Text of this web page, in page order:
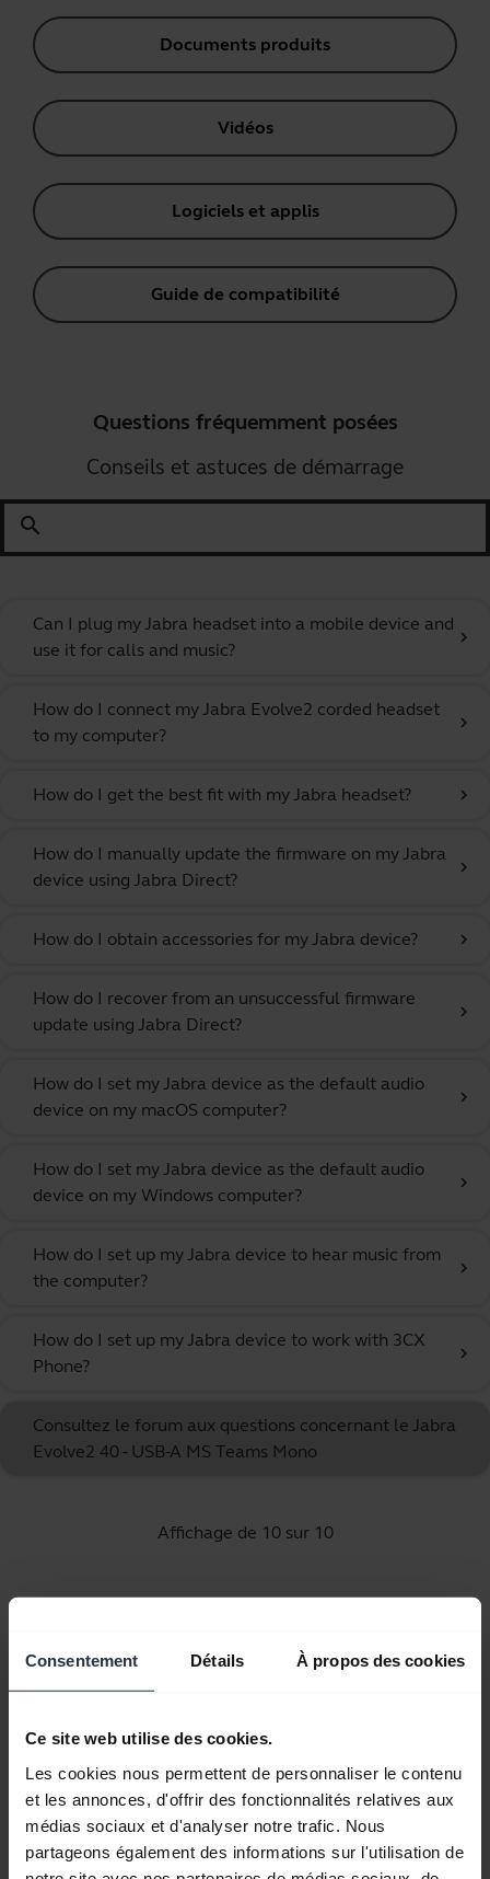
Consentement Détails À propos des cookies
Ce site web utilise des cookies.
Les cookies nous permettent de personnaliser le contenu
et les annonces, d'offrir des fonctionnalités relatives aux
médias sociaux et d'analyser notre trafic. Nous
partageons également des informations sur l'utilisation de
Documents produits
Vidéos
Logiciels et applis
Guide de compatibilité
Questions fréquemment posées
Conseils et astuces de démarrage
search
Can I plug my Jabra headset into a mobile device and
use it for calls and music?
chevron_right
How do I connect my Jabra Evolve2 corded headset
to my computer?
chevron_right
How do I get the best fit with my Jabra headset? chevron_right
How do I manually update the firmware on my Jabra
device using Jabra Direct?
chevron_right
How do I obtain accessories for my Jabra device? chevron_right
How do I recover from an unsuccessful firmware
update using Jabra Direct?
chevron_right
How do I set my Jabra device as the default audio
device on my macOS computer?
chevron_right
How do I set my Jabra device as the default audio
device on my Windows computer?
chevron_right
How do I set up my Jabra device to hear music from
the computer?
chevron_right
How do I set up my Jabra device to work with 3CX
Phone?
chevron_right
Consultez le forum aux questions concernant le Jabra
Evolve2 40 - USB-A MS Teams Mono
Affichage de 10 sur 10
Documents produits
Guide de démarrage rapide
Anglais
Télécharger
0.48 MB - pdf